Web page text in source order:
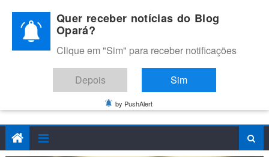
content
BLOG OPARÁ
Melhores notícias de Juazeiro, Petrolina e do Vale do São
Francisco
Quer receber notícias do Blog
Opará?
Clique em "Sim" para receber notificações
Depois Sim
by PushAlert